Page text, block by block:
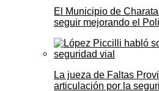
El Municipio de
seguir mejorando el
La jueza de Faltas
articulación por la